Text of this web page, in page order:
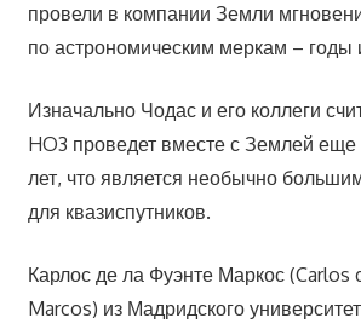
провели в компании Земли
по астрономическим меркам – годы
Изначально Чодас и его коллеги
HO3 проведет вместе с Землей еще
лет, что является необычно
для квазиспутников.
Карлос де ла Фуэнте Маркос (Carlos
Marcos) из Мадридского